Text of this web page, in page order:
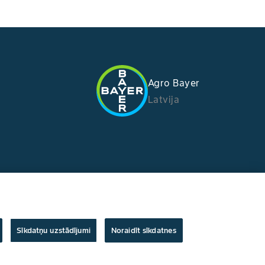
Agro Bayer
Latvija
Sīkdatņu uzstādījumi Noraidīt sīkdatnes